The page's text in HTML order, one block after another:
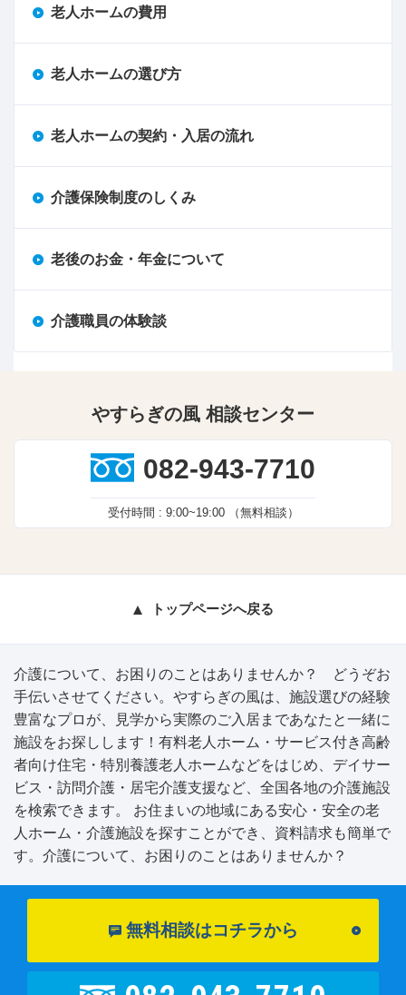
老人ホームの費用
老人ホームの選び方
老人ホームの契約・入居の流れ
介護保険制度のしくみ
老後のお金・年金について
介護職員の体験談
やすらぎの風 相談センター
082-943-7710
受付時間 : 9:00~19:00（無料相談）
トップページへ戻る
介護について、お困りのことはありませんか？ どうぞお
手伝いさせてください。やすらぎの風は、施設選びの経験
豊富なプロが、見学から実際のご入居まであなたと一緒に
施設をお探しします！有料老人ホーム・サービス付き高齢
者向け住宅・特別養護老人ホームなどをはじめ、デイサー
ビス・訪問介護・居宅介護支援など、全国各地の介護施設
を検索できます。 お住まいの地域にある安心・安全の老
人ホーム・介護施設を探すことができ、資料請求も簡単で
す。介護について、お困りのことはありませんか？
無料相談はコチラから